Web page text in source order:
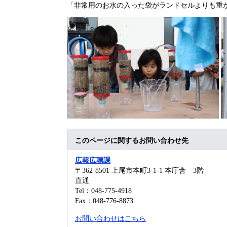
「非常用のお水の入った袋がランドセルよりも重
このページに関するお問い合わせ先
広報広聴課
〒362-8501
上尾市本町3-1-1 本庁舎 3階
直通
Tel：048-775-4918
Fax：048-776-8873
お問い合わせはこちら